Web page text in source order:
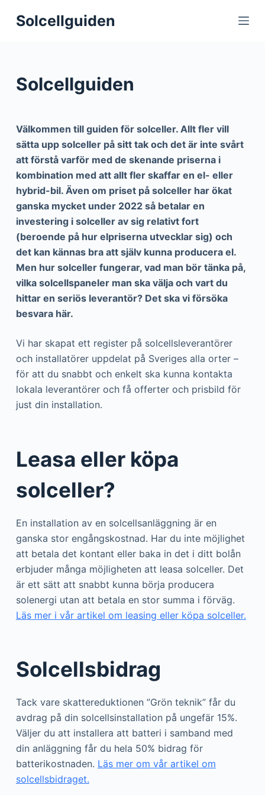
S
o
Solcellguiden
Solcellguiden
Välkommen till guiden för solceller. Allt fler vill
sätta upp solceller på sitt tak och det är inte svårt
att förstå varför med de skenande priserna i
kombination med att allt fler skaffar en el- eller
hybrid-bil. Även om priset på solceller har ökat
ganska mycket under 2022 så betalar en
investering i solceller av sig relativt fort
(beroende på hur elpriserna utvecklar sig) och
det kan kännas bra att själv kunna producera el.
Men hur solceller fungerar, vad man bör tänka på,
vilka solcellspaneler man ska välja och vart du
hittar en seriös leverantör? Det ska vi försöka
besvara här.
Vi har skapat ett register på solcellsleverantörer
och installatörer uppdelat på Sveriges alla orter –
för att du snabbt och enkelt ska kunna kontakta
lokala leverantörer och få offerter och prisbild för
just din installation.
Leasa eller köpa
solceller?
En installation av en solcellsanläggning är en
ganska stor engångskostnad. Har du inte möjlighet
att betala det kontant eller baka in det i ditt bolån
erbjuder många möjligheten att leasa solceller. Det
är ett sätt att snabbt kunna börja producera
solenergi utan att betala en stor summa i förväg.
Läs mer i vår artikel om leasing eller köpa solceller.
Solcellsbidrag
Tack vare skattereduktionen ”Grön teknik” får du
avdrag på din solcellsinstallation på ungefär 15%.
Väljer du att installera att batteri i samband med
din anläggning får du hela 50% bidrag för
batterikostnaden. Läs mer om vår artikel om
solcellsbidraget.